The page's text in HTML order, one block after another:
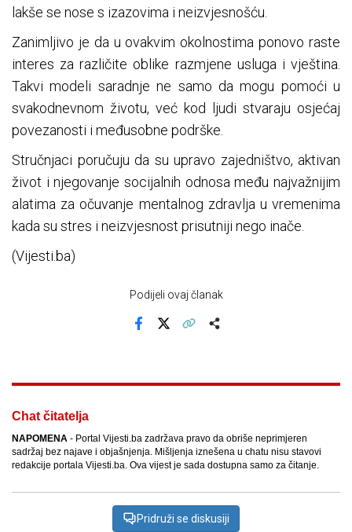
lakše se nose s izazovima i neizvjesnošću.
Zanimljivo je da u ovakvim okolnostima ponovo raste
interes za različite oblike razmjene usluga i vještina.
Takvi modeli saradnje ne samo da mogu pomoći u
svakodnevnom životu, već kod ljudi stvaraju osjećaj
povezanosti i međusobne podrške.
Stručnjaci poručuju da su upravo zajedništvo, aktivan
život i njegovanje socijalnih odnosa među najvažnijim
alatima za očuvanje mentalnog zdravlja u vremenima
kada su stres i neizvjesnost prisutniji nego inače.
(Vijesti.ba)
Podijeli ovaj članak
Chat čitatelja
NAPOMENA - Portal Vijesti.ba zadržava pravo da obriše neprimjeren
sadržaj bez najave i objašnjenja. Mišljenja iznešena u chatu nisu stavovi
redakcije portala Vijesti.ba. Ova vijest je sada dostupna samo za čitanje.
Pridruži se diskusiji